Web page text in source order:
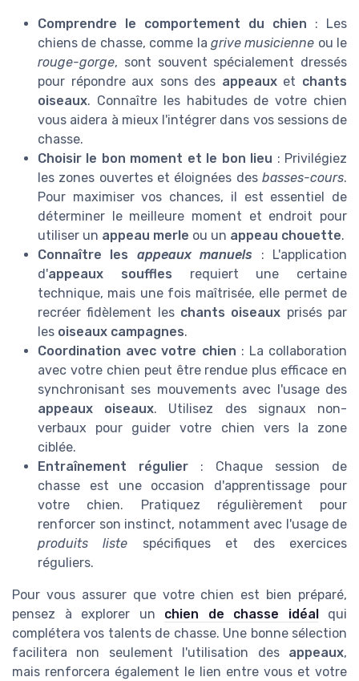
Comprendre le comportement du chien : Les
chiens de chasse, comme la grive musicienne ou le
rouge-gorge, sont souvent spécialement dressés
pour répondre aux sons des appeauxet chants
oiseaux. Connaître les habitudes de votre chien
vous aidera à mieux l'intégrer dans vos sessions de
chasse.
Choisir le bon moment et le bon lieu : Privilégiez
les zones ouvertes et éloignées des basses-cours.
Pour maximiser vos chances, il est essentiel de
déterminer le meilleure moment et endroit pour
utiliser un appeau merle ou un appeau chouette.
Connaître les appeaux manuels : L'application
d'appeaux souffles requiert une certaine
technique, mais une fois maîtrisée, elle permet de
recréer fidèlement les chants oiseaux prisés par
les oiseaux campagnes.
Coordination avec votre chien : La collaboration
avec votre chien peut être rendue plus efficace en
synchronisant ses mouvements avec l'usage des
appeaux oiseaux. Utilisez des signaux non-
verbaux pour guider votre chien vers la zone
ciblée.
Entraînement régulier : Chaque session de
chasse est une occasion d'apprentissage pour
votre chien. Pratiquez régulièrement pour
renforcer son instinct, notamment avec l'usage de
produits liste spécifiques et des exercices
réguliers.
Pour vous assurer que votre chien est bien préparé,
pensez à explorer un chien de chasse idéalqui
complétera vos talents de chasse. Une bonne sélection
facilitera non seulement l'utilisation des appeaux,
mais renforcera également le lien entre vous et votre